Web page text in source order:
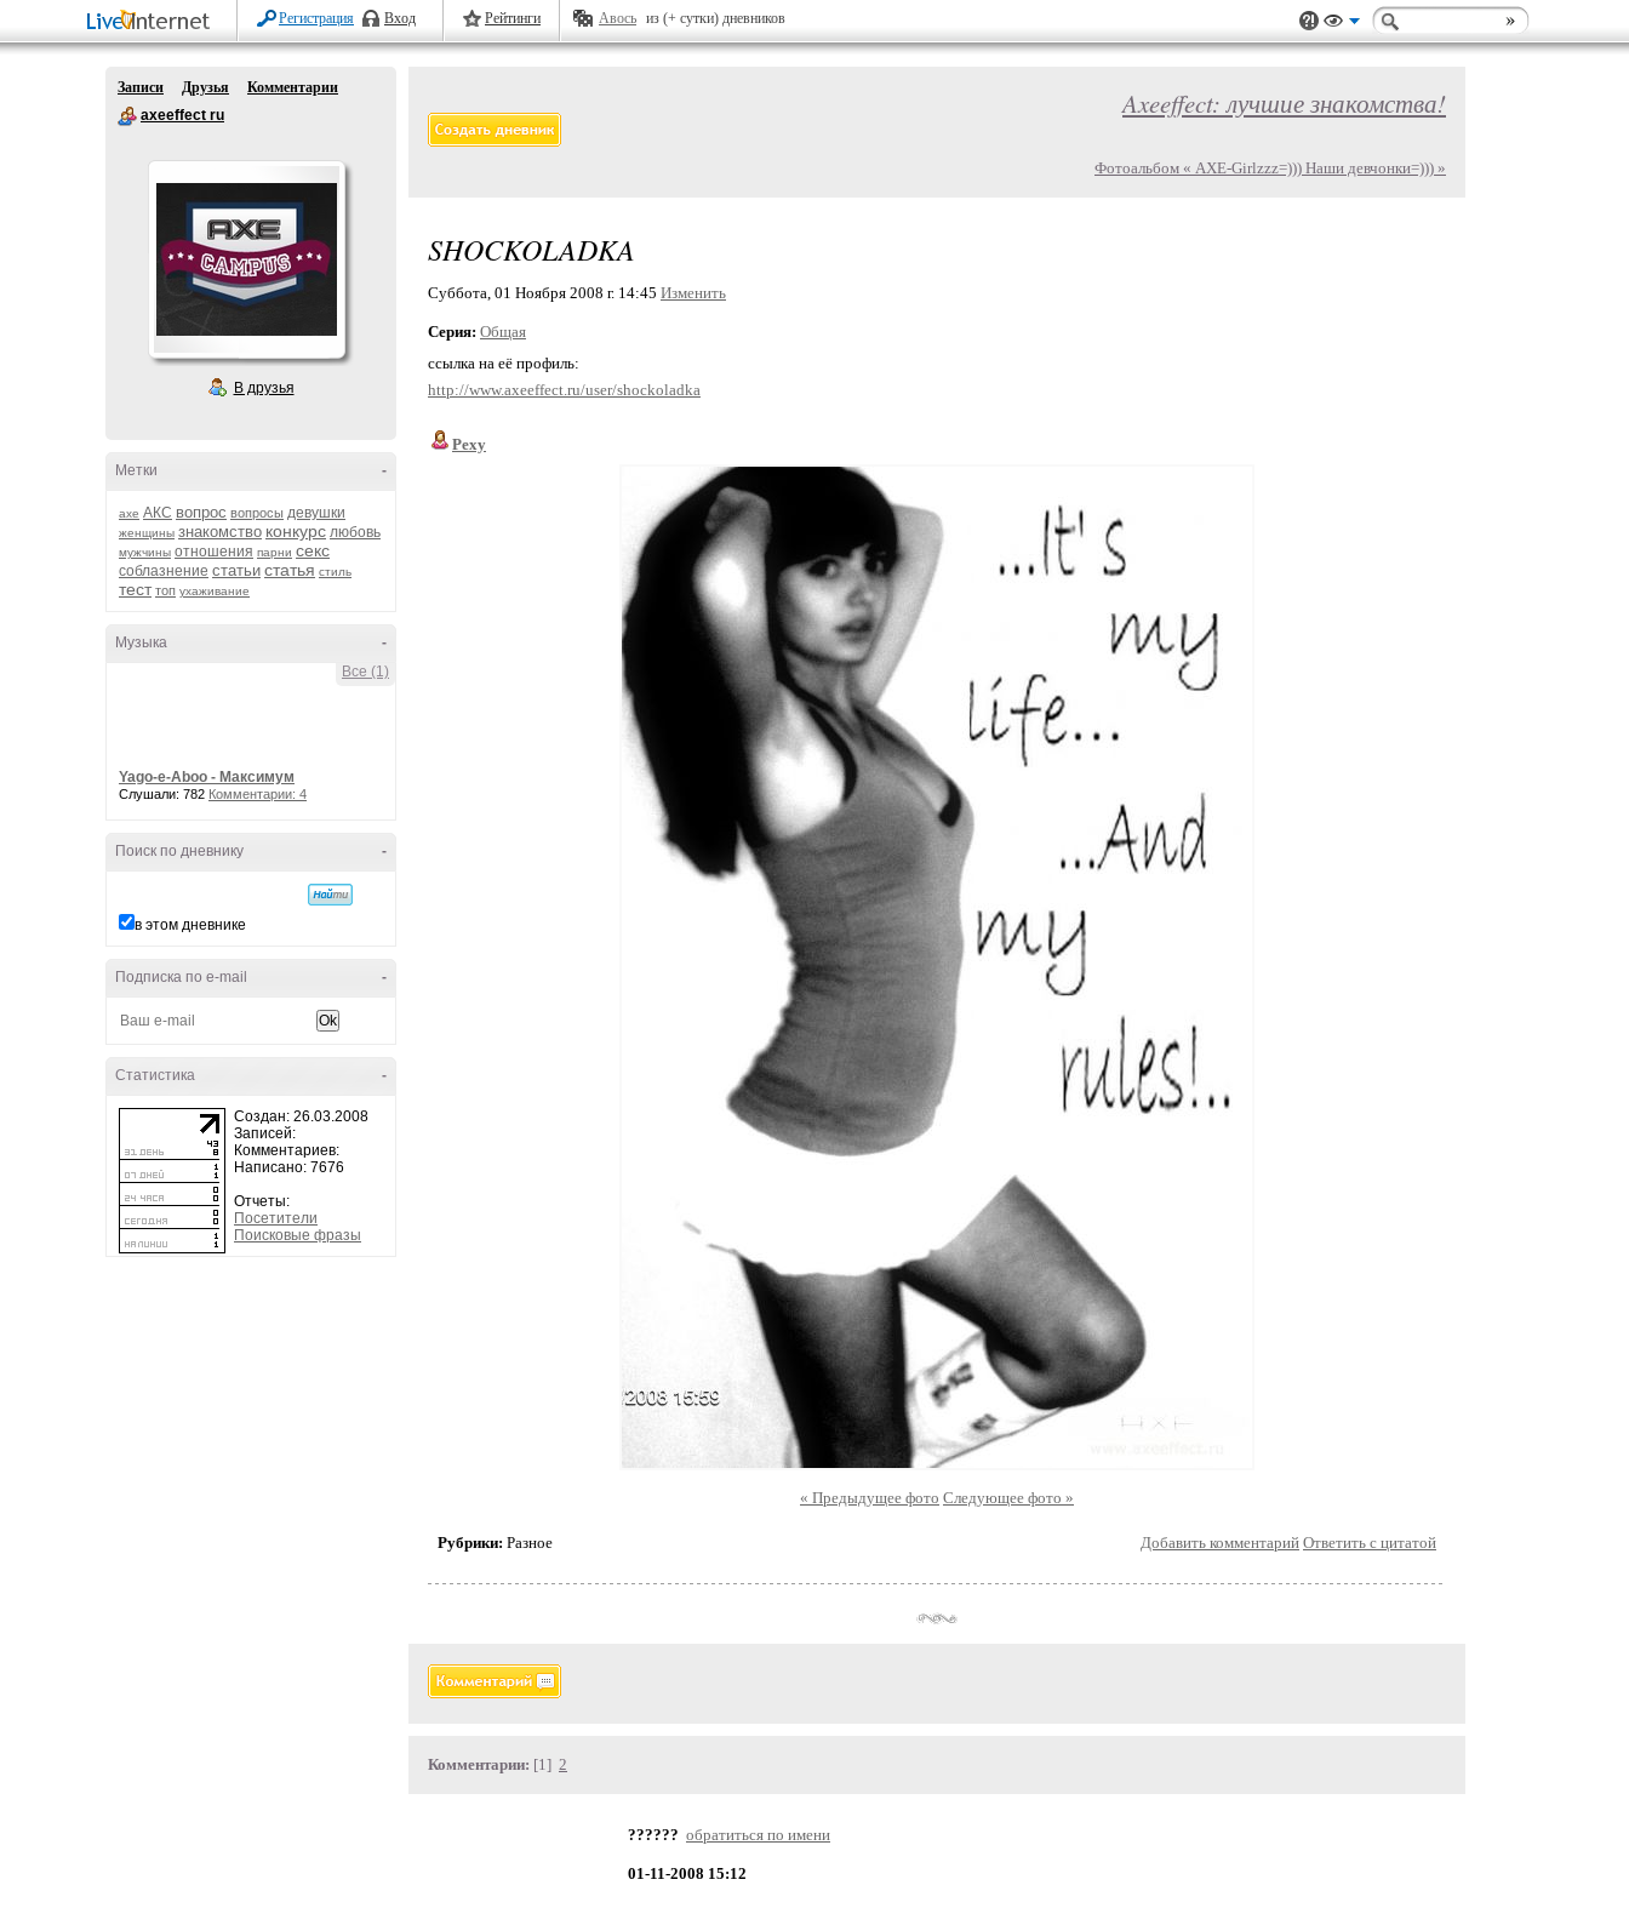
Регистрация Вход Рейтинги Авось из (+ сутки) дневников
Записи Друзья
Комментарии
axeeffect ru
В друзья
-
Метки
axe АКС вопрос вопросы девушки
женщины знакомство конкурс любовь
мужчины отношения парни секс
соблазнение статьи статья стиль
тест топ ухаживание
-
Музыка
Все (1)
Yago-e-Aboo - Максимум
Слушали: 782 Комментарии: 4
-
Поиск по дневнику
в этом дневнике
-
Подписка по e-mail
-
Статистика
Создан: 26.03.2008
Записей:
Комментариев:
Написано: 7676
Отчеты:
Посетители
Поисковые фразы
Axeeffect: лучшие знакомства!
Фотоальбом « AXE-Girlzzz=))) Наши девчонки=))) »
SHOCKOLADKA
Суббота, 01 Ноября 2008 г. 14:45 Изменить
Серия: Общая
ссылка на её профиль:
http://www.axeeffect.ru/user/shockoladka
Pexy
« Предыдущее фото Следующее фото »
Рубрики: Разное Добавить комментарий Ответить с цитатой
Комментарии: [1] 2
?????? обратиться по имени
01-11-2008 15:12